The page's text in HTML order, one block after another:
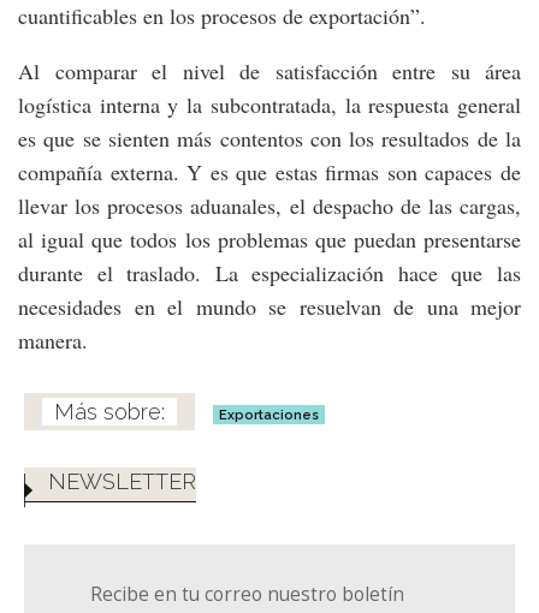
cuantificables en los procesos de exportación”.
Al comparar el nivel de satisfacción entre su área
logística interna y la subcontratada, la respuesta general
es que se sienten más contentos con los resultados de la
compañía externa. Y es que estas firmas son capaces de
llevar los procesos aduanales, el despacho de las cargas,
al igual que todos los problemas que puedan presentarse
durante el traslado. La especialización hace que las
necesidades en el mundo se resuelvan de una mejor
manera.
Exportaciones
NEWSLETTER
Recibe en tu correo nuestro boletín